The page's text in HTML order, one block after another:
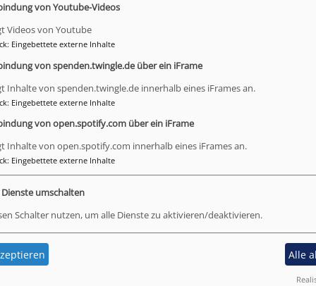
nicht betroffenenorientiert und nicht mit der
kirchliche und diakonische Beauftragte im
Diakonie insgesamt entwickeln. Wir stehen hinter
im Beteiligungsforum. Und wir verpflichten uns zu
und einem einheitlichen Prozess der weiteren
Studie.
Gewalt?
allem folgende Punkte wichtig:
mit Taten)
zusammen mit Betroffenenvertreter*innen) und in der
von Youtube-Videos
Videos von Youtube
: Eingebettete externe Inhalte
von spenden.twingle.de über ein iFrame
Inhalte von spenden.twingle.de innerhalb eines iFrames an.
: Eingebettete externe Inhalte
von open.spotify.com über ein iFrame
Inhalte von open.spotify.com innerhalb eines iFrames an.
: Eingebettete externe Inhalte
Dienste umschalten
Schalter nutzen, um alle Dienste zu aktivieren/deaktivieren.
Alle